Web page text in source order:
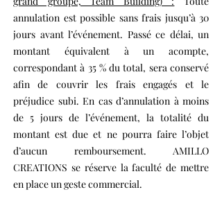
annulation est possible sans frais jusqu’à 30
jours avant l’événement. Passé ce délai, un
montant équivalent à un acompte,
correspondant à 35 % du total, sera conservé
afin de couvrir les frais engagés et le
préjudice subi. En cas d’annulation à moins
de 5 jours de l’événement, la totalité du
montant est due et ne pourra faire l’objet
d’aucun remboursement. AMILLO
CREATIONS se réserve la faculté de mettre
en place un geste commercial.